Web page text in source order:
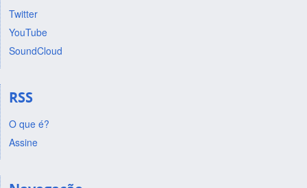
Twitter
YouTube
SoundCloud
RSS
O que é?
Assine